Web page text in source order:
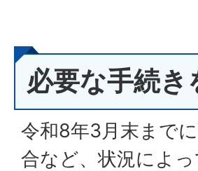
必要な手続
令和8年3月末まで
合など、状況によ